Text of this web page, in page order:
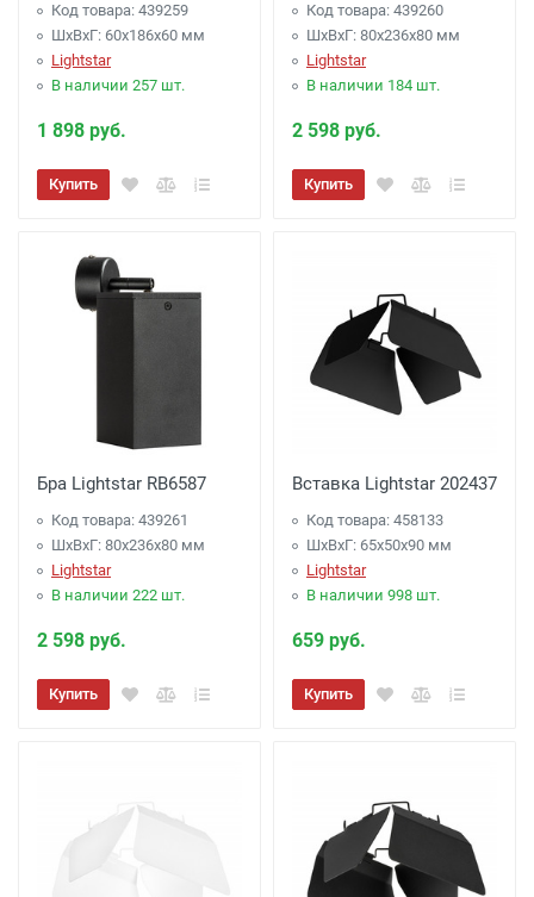
Код товара: 439259
ШхВхГ: 60x186x60 мм
Lightstar
В наличии 257 шт.
1 898 руб.
Купить
Код товара: 439260
ШхВхГ: 80x236x80 мм
Lightstar
В наличии 184 шт.
2 598 руб.
Купить
Бра Lightstar RB6587
Код товара: 439261
ШхВхГ: 80x236x80 мм
Lightstar
В наличии 222 шт.
2 598 руб.
Купить
Вставка Lightstar 202437
Код товара: 458133
ШхВхГ: 65x50x90 мм
Lightstar
В наличии 998 шт.
659 руб.
Купить